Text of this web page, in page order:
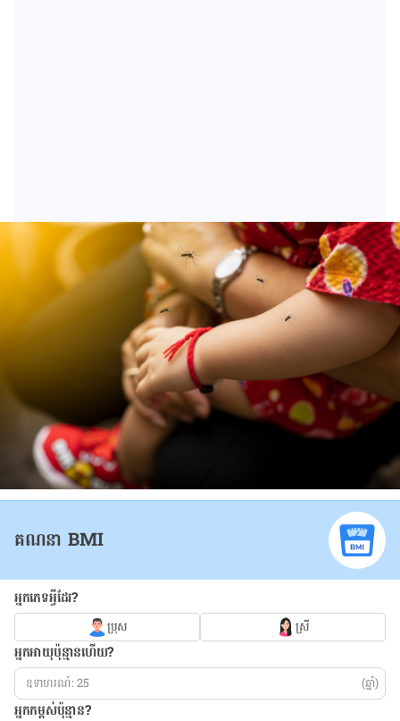
គណនា BMI
អ្នកភេទអ្វីដែរ?
ប្រុស ស្រី
អ្នកអាយុប៉ុន្មានហើយ?
(ឆ្នាំ)
អ្នកកម្ពស់ប៉ុន្មាន?